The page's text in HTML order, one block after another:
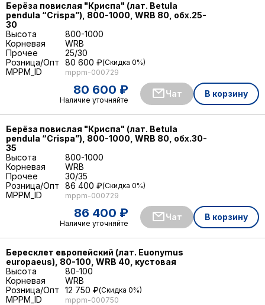
Берёза повислая "Криспа" (лат. Betula
pendula “Crispa”), 800-1000, WRB 80, обх.25-
30
Высота
800-1000
Корневая
WRB
Прочее
25/30
Розница/Опт
80 600 ₽ Скидка 0%
80 600 ₽
Наличие уточняйте
Чат В корзину
MPPM_ID mppm-000729
Берёза повислая "Криспа" (лат. Betula
pendula “Crispa”), 800-1000, WRB 80, обх.30-
35
Высота
800-1000
Корневая
WRB
Прочее
30/35
Розница/Опт
86 400 ₽ Скидка 0%
86 400 ₽
Наличие уточняйте
Чат В корзину
MPPM_ID mppm-000729
Бересклет европейский (лат. Euonymus
europaeus), 80-100, WRB 40, кустовая
Высота
80-100
Корневая
WRB
Розница/Опт
12 750 ₽ Скидка 0%
MPPM_ID mppm-000750